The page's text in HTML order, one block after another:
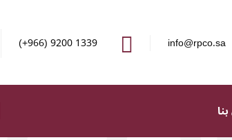
info@rpco.sa
(+966) 9200 1339